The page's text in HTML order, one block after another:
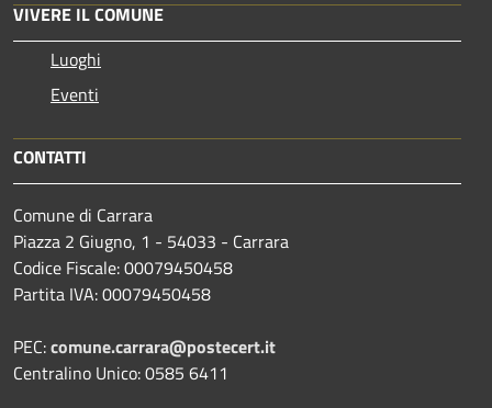
VIVERE IL COMUNE
Luoghi
Eventi
CONTATTI
Comune di Carrara
Piazza 2 Giugno, 1 - 54033 - Carrara
Codice Fiscale: 00079450458
Partita IVA: 00079450458
PEC:comune.carrara@postecert.it
Centralino Unico: 0585 6411